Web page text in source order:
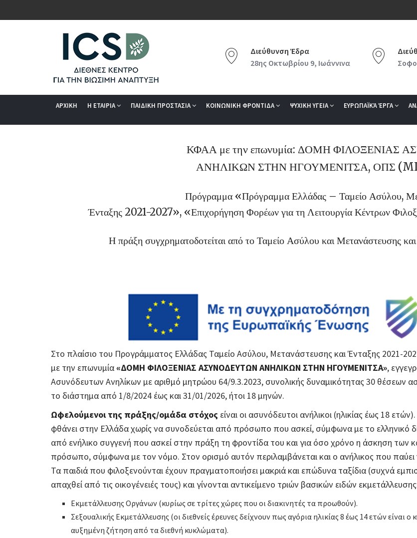
Διεύθυνση Έδρα
28ης Οκτωβρίου 9, Ιωάννινα
ΑΡΧΙΚΗ Η ΕΤΑΙΡΙΑ ΠΑΙΔΙΚΗ ΠΡΟΣΤΑΣΙΑ ΚΟΙΝΩΝΙΚΗ ΦΡΟΝΤΙΔΑ ΨΥΧΙΚΗ ΥΓΕΙΑ ΕΥΡΩΠΑΪΚΆ ΈΡΓΑ
ΚΦΑΑ με την επωνυμία: ΔΟΜΗ ΦΙΛΟΞΕΝΙΑΣ
ΑΝΗΛΙΚΩΝ ΣΤΗΝ ΗΓΟΥΜΕΝΙΤΣΑ, ΟΠΣ
Πρόγραμμα «Πρόγραμμα Ελλάδας – Ταμείο Ασύλου,
Ένταξης 2021-2027», «Επιχορήγηση Φορέων για τη Λειτουργία Κέντρων
Η πράξη συγχρηματοδοτείται από το Ταμείο Ασύλου και Μετανάστευσης
Στο πλαίσιο του Προγράμματος Ελλάδας Ταμείο Ασύλου, Μετανάστευσης και Ένταξης 2021-
με την επωνυμία«ΔΟΜΗ ΦΙΛΟΞΕΝΙΑΣ ΑΣΥΝΟΔΕΥΤΩΝ ΑΝΗΛΙΚΩΝ ΣΤΗΝ ΗΓΟΥΜΕΝΙΤΣΑ»,
Ασυνόδευτων Ανηλίκων με αριθμό μητρώου 64/9.3.2023, συνολικής δυναμικότητας 30 θέσεων
το διάστημα από 1/8/2024 έως και 31/01/2026, ήτοι 18 μηνών.
Ωφελούμενοι της πράξης/ομάδα στόχος είναι οι ασυνόδευτοι ανήλικοι (ηλικίας έως 18
φθάνει στην Ελλάδα χωρίς να συνοδεύεται από πρόσωπο που ασκεί, σύμφωνα με το ελληνικό
από ενήλικο συγγενή που ασκεί στην πράξη τη φροντίδα του και για όσο χρόνο η άσκηση των
πρόσωπο, σύμφωνα με τον νόμο. Στον ορισμό αυτόν περιλαμβάνεται και ο ανήλικος που
Τα παιδιά που φιλοξενούνται έχουν πραγματοποιήσει μακριά και επώδυνα ταξίδια (συχνά
απαχθεί από τις οικογένειές τους) και γίνονται αντικείμενο τριών βασικών ειδών
Εκμετάλλευσης Οργάνων (κυρίως σε τρίτες χώρες που οι διακινητές τα προωθούν).
Σεξουαλικής Εκμετάλλευσης (οι διεθνείς έρευνες δείχνουν πως αγόρια ηλικίας 8 έως 14 ετών
αυξημένη ζήτηση από τα διεθνή κυκλώματα).